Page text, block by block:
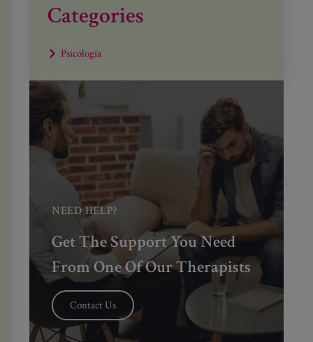
Categories
Psicología
NEED HELP?
Get The Support You Need
From One Of Our Therapists
Contact Us